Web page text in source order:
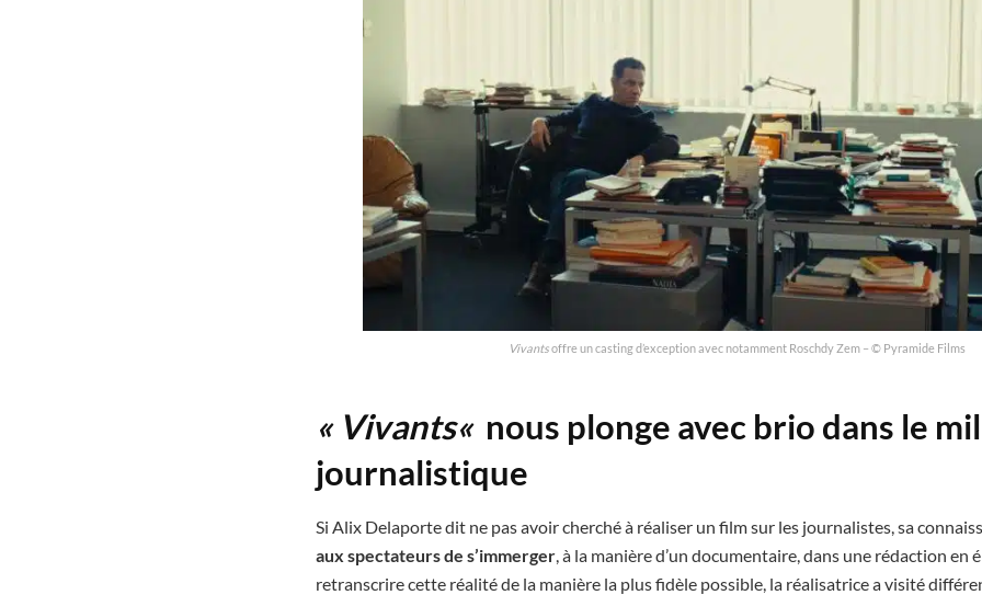
Vivantsoffre un casting d’exception avec notamment Roschdy Zem – © Pyramide Films
« Vivants« nous plonge avec brio dans le
journalistique
Si Alix Delaporte dit ne pas avoir cherché à réaliser un film sur les journalistes, sa
aux spectateurs de s’immerger, à la manière d’un documentaire, dans une rédaction en
retranscrire cette réalité de la manière la plus fidèle possible, la réalisatrice a visité